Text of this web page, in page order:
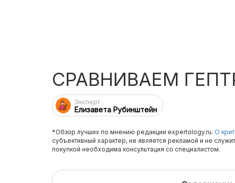
СРАВНИВАЕМ
Эксперт
Елизавета Рубинштейн
*Обзор лучших по мнению редакции expertology.ru. О
субъективный характер, не является рекламой и не
покупкой необходима консультация со специалистом.